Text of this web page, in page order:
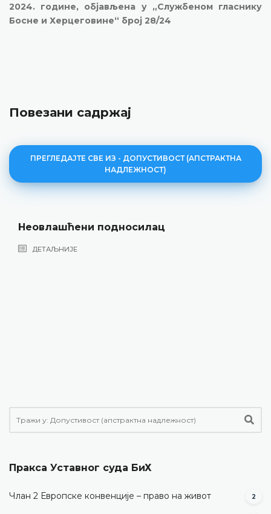
2024. године, објављена у „Службеном гласнику
Босне и Херцеговине“ број 28/24
Повезани садржај
ПРЕГЛЕДАЈТЕ СВЕ ИЗ - ДОПУСТИВОСТ (AПСТРАКТНА
НАДЛЕЖНОСТ)
Неовлашћени подносилац
ДЕТАЉНИЈЕ
Пракса Уставног суда БиХ
Члан 2 Европске конвенције – право на живот 2